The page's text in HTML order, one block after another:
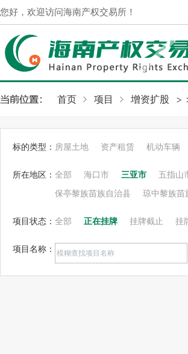
您好，欢迎访问海南产权交易所！
首页 项目 >
增资扩股
标的类型： 房屋土地 资产租赁 机动车辆
所在地区： 全部 海口市 三亚市 五指山
保亭黎族苗族自治县 琼中黎族苗
项目状态： 全部 正在挂牌 挂牌截止 挂
项目名称：